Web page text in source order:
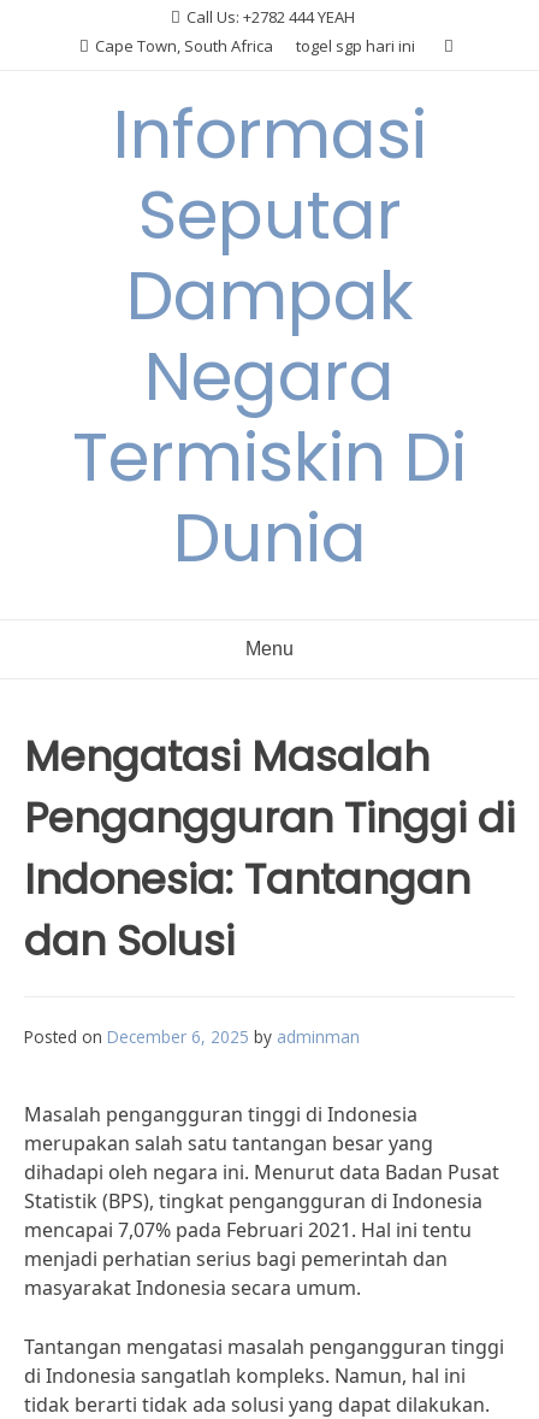
Call Us: +2782 444 YEAH
Cape Town, South Africa
togel sgp hari ini
Informasi
Seputar
Dampak
Negara
Termiskin Di
Dunia
Menu
Mengatasi Masalah
Pengangguran Tinggi di
Indonesia: Tantangan
dan Solusi
Posted on December 6, 2025 by adminman
Masalah pengangguran tinggi di Indonesia
merupakan salah satu tantangan besar yang
dihadapi oleh negara ini. Menurut data Badan Pusat
Statistik (BPS), tingkat pengangguran di Indonesia
mencapai 7,07% pada Februari 2021. Hal ini tentu
menjadi perhatian serius bagi pemerintah dan
masyarakat Indonesia secara umum.
Tantangan mengatasi masalah pengangguran tinggi
di Indonesia sangatlah kompleks. Namun, hal ini
tidak berarti tidak ada solusi yang dapat dilakukan.